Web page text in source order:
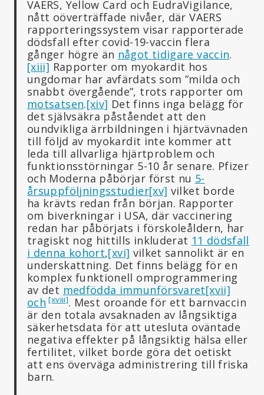
VAERS, Yellow Card och EudraVigilance,
nått oöverträffade nivåer, där VAERS
rapporteringssystem visar rapporterade
dödsfall efter covid-19-vaccin flera
gånger högre än något tidigare vaccin.
[xiii] Rapporter om myokardit hos
ungdomar har avfärdats som ”milda och
snabbt övergående”, trots rapporter om
motsatsen.[xiv] Det finns inga belägg för
det självsäkra påståendet att den
oundvikliga ärrbildningen i hjärtvävnaden
till följd av myokardit inte kommer att
leda till allvarliga hjärtproblem och
funktionsstörningar 5-10 år senare. Pfizer
och Moderna påbörjar först nu 5-
årsuppföljningsstudier[xv] vilket borde
ha krävts redan från början. Rapporter
om biverkningar i USA, där vaccinering
redan har påbörjats i förskoleåldern, har
tragiskt nog hittills inkluderat 11 dödsfall
i denna kohort,[xvi] vilket sannolikt är en
underskattning. Det finns belägg för en
komplex funktionell omprogrammering
av det medfödda immunförsvaret[xvii]
och [xviii]. Mest oroande för ett barnvaccin
är den totala avsaknaden av långsiktiga
säkerhetsdata för att utesluta oväntade
negativa effekter på långsiktig hälsa eller
fertilitet, vilket borde göra det oetiskt
att ens överväga administrering till friska
barn.